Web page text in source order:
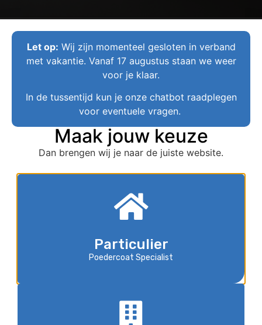
Ervaring sinds 1980
Eén van de grootste in poedercoaten
Kwaliteit en duurzaamheid
Laat uw velgen opnieuw
beschadigd, dat is onontkoombaar. Dit geschiedt als
gevolg van steenslag of remstof dat zich vastbijt in
toe de zijkant van bijvoorbeeld een stoeprand raakt.
Uw stoeprandschade kan door Meulendijks
gedaan wordt met poedercoaten.
Denk hierbij niet alleen aan velgen lakken ten
behoeve van een auto. Ook de velgen van zakelijk
Let op: Wij zijn momenteel gesloten in verband
met vakantie. Vanaf 17 augustus staan we weer
voor je klaar.
In de tussentijd kun je onze chatbot raadplegen
voor eventuele vragen.
Maak jouw keuze
Dan brengen wij je naar de juiste website.
Particulier
Poedercoat Specialist